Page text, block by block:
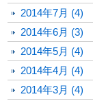
2014年7月 (4)
2014年6月 (3)
2014年5月 (4)
2014年4月 (4)
2014年3月 (4)